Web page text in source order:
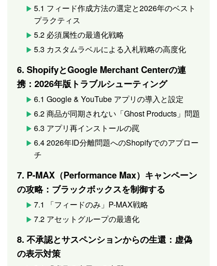
5.1 フィード作成方法の選定と2026年のベスト
プラクティス
5.2 必須属性の最適化戦略
5.3 カスタムラベルによる入札戦略の高度化
6. ShopifyとGoogle Merchant Centerの連
携：2026年版トラブルシューティング
6.1 Google & YouTube アプリの導入と設定
6.2 商品が同期されない「Ghost Products」問題
6.3 アプリ再インストールの罠
6.4 2026年ID分離問題へのShopifyでのアプロー
チ
7. P-MAX（Performance Max）キャンペーン
の攻略：ブラックボックスを制御する
7.1 「フィードのみ」P-MAX戦略
7.2 アセットグループの最適化
8. 不承認とサスペンションからの生還：虚偽
の表示対策